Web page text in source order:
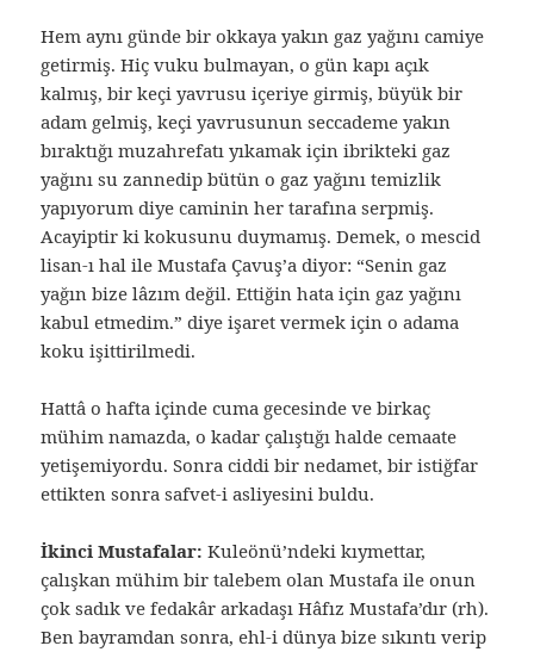
Hem aynı günde bir okkaya yakın gaz yağını camiye
getirmiş. Hiç vuku bulmayan, o gün kapı açık
kalmış, bir keçi yavrusu içeriye girmiş, büyük bir
adam gelmiş, keçi yavrusunun seccademe yakın
bıraktığı muzahrefatı yıkamak için ibrikteki gaz
yağını su zannedip bütün o gaz yağını temizlik
yapıyorum diye caminin her tarafına serpmiş.
Acayiptir ki kokusunu duymamış. Demek, o mescid
lisan-ı hal ile Mustafa Çavuş’a diyor: “Senin gaz
yağın bize lâzım değil. Ettiğin hata için gaz yağını
kabul etmedim.” diye işaret vermek için o adama
koku işittirilmedi.
Hattâ o hafta içinde cuma gecesinde ve birkaç
mühim namazda, o kadar çalıştığı halde cemaate
yetişemiyordu. Sonra ciddi bir nedamet, bir istiğfar
ettikten sonra safvet-i asliyesini buldu.
İkinci Mustafalar: Kuleönü’ndeki kıymettar,
çalışkan mühim bir talebem olan Mustafa ile onun
çok sadık ve fedakâr arkadaşı Hâfız Mustafa’dır (rh).
Ben bayramdan sonra, ehl-i dünya bize sıkıntı verip